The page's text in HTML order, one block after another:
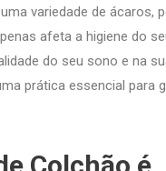
variedade de ácaros,
afeta a higiene do
do seu sono e na
prática essencial para